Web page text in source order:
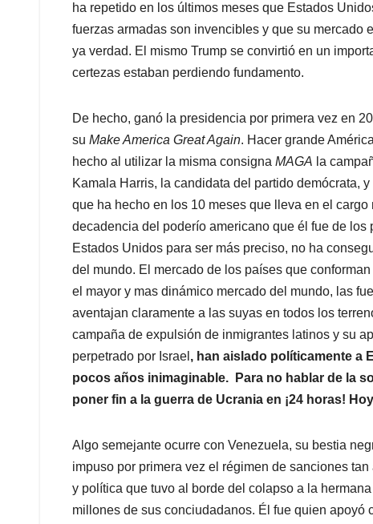
ha repetido en los últimos meses que Estados
fuerzas armadas son invencibles y que su mercado
ya verdad. El mismo Trump se convirtió en un
certezas estaban perdiendo fundamento.
De hecho, ganó la presidencia por primera vez en
su Make America Great Again. Hacer grande
hecho al utilizar la misma consigna MAGA la
Kamala Harris, la candidata del partido demócrata,
que ha hecho en los 10 meses que lleva en el
decadencia del poderío americano que él fue de
Estados Unidos para ser más preciso, no ha
del mundo. El mercado de los países que conforman
el mayor y mas dinámico mercado del mundo, las
aventajan claramente a las suyas en todos los
campaña de expulsión de inmigrantes latinos y su
perpetrado por Israel , han aislado políticamente a
pocos años inimaginable. Para no hablar de la
poner fin a la guerra de Ucrania en ¡24 horas!
Algo semejante ocurre con Venezuela, su bestia
impuso por primera vez el régimen de sanciones
y política que tuvo al borde del colapso a la
millones de sus conciudadanos. Él fue quien apoyó